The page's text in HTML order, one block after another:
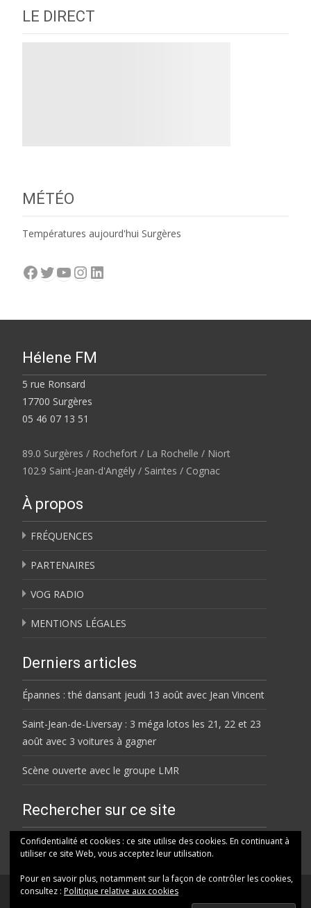
LE DIRECT
MÉTÉO
Températures aujourd'hui Surgères
Facebook
Twitter
YouTube
Instagram
LinkedIn
Hélene FM
5 rue Ronsard
17700 Surgères
05 46 07 13 51
89.0 Surgères / Rochefort / La Rochelle / Niort
102.9 Saint-Jean-d'Angély / Saintes / Cognac
À propos
FRÉQUENCES
PARTENAIRES
VOG RADIO
MENTIONS LÉGALES
Derniers articles
Épannes : thé dansant jeudi 13 août avec Jean Vincent
Saint-Jean-de-Liversay : 3 méga lotos les 21, 22 et 23
août avec 3 voitures à gagner
Scène ouverte avec le groupe LMR
Rechercher sur ce site
Rechercher
Confidentialité et cookies : ce site utilise des cookies. En continuant à
utiliser ce site Web, vous acceptez leur utilisation.
Pour en savoir plus, notamment sur la façon de contrôler les cookies,
consultez : Politique relative aux cookies